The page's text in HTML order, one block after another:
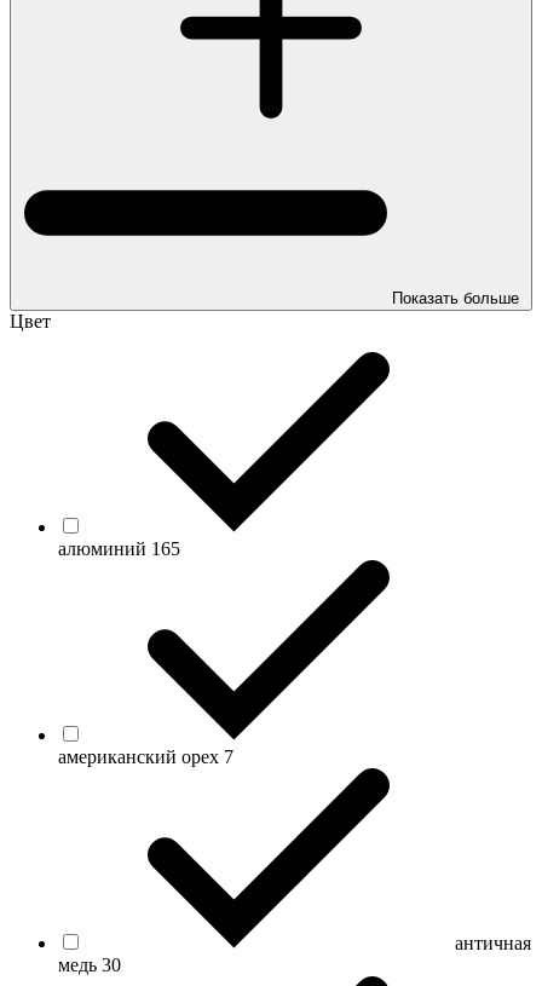
Показать больше
Цвет
алюминий 165
американский орех 7
античная
медь 30